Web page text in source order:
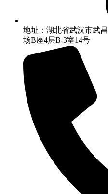
地址：湖北省武汉市武
场B座4层B-3室14号